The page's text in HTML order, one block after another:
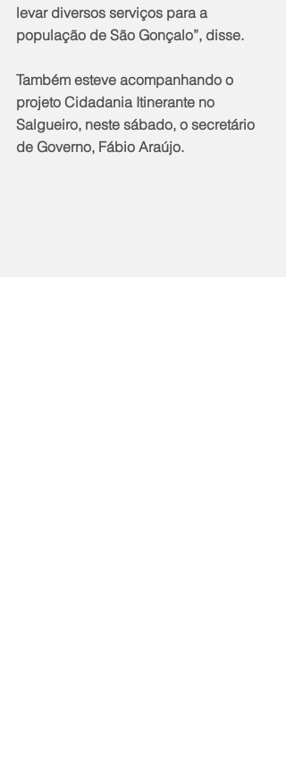
levar diversos serviços para a
população de São Gonçalo”, disse.
Também esteve acompanhando o
projeto Cidadania Itinerante no
Salgueiro, neste sábado, o secretário
de Governo, Fábio Araújo.